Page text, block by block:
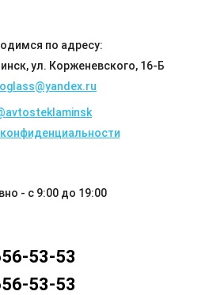
по адресу:
ул. Корженевского, 16-Б
- с 9:00 до 19:00
53-53
53-53